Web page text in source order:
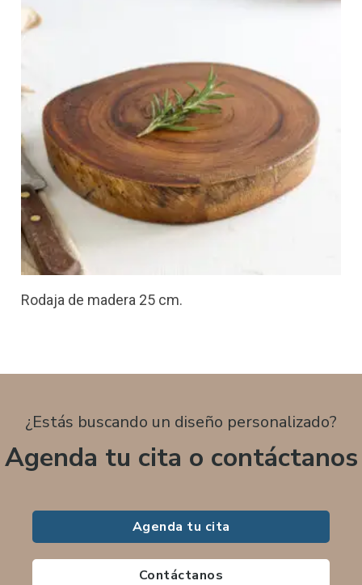
Rodaja de madera 25 cm.
¿Estás buscando un diseño personalizado?
Agenda tu cita o contáctanos
Agenda tu cita
Contáctanos